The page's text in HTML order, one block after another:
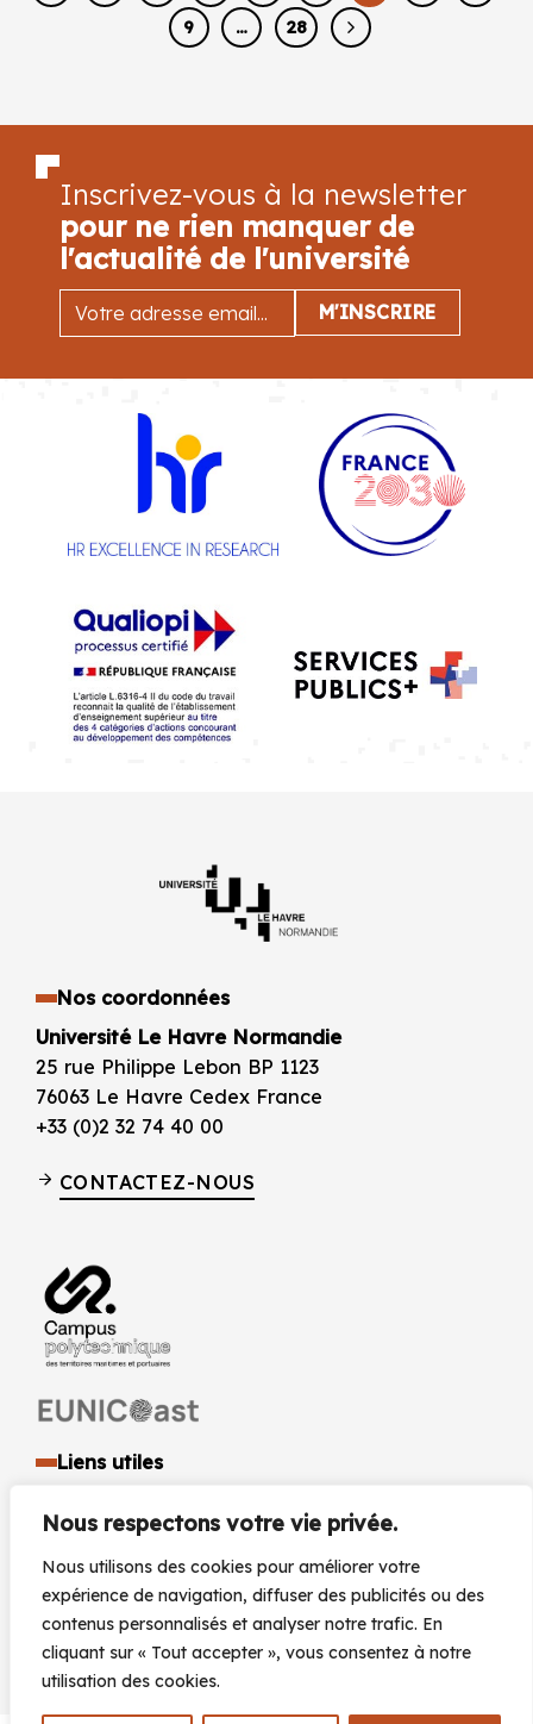
Nous respectons votre vie privée.
Nous utilisons des cookies pour améliorer votre
expérience de navigation, diffuser des publicités ou des
contenus personnalisés et analyser notre trafic. En
cliquant sur « Tout accepter », vous consentez à notre
utilisation des cookies.
9
… 28
Inscrivez-vous à la newsletter
pour ne rien manquer de
l'actualité de l'université
Liens utiles
Espace presse et médias
Documents réglementaires
Marchés Publics
Actualités
Agenda
Nos coordonnées
Université Le Havre Normandie
25 rue Philippe Lebon BP 1123
76063 Le Havre Cedex France
+33 (0)2 32 74 40 00
CONTACTEZ-NOUS